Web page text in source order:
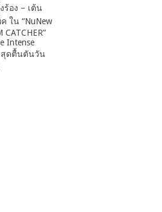
ร้อง – เต้น
ใน “NuNew
CATCHER”
Intense
สุดตื้นตันวัน